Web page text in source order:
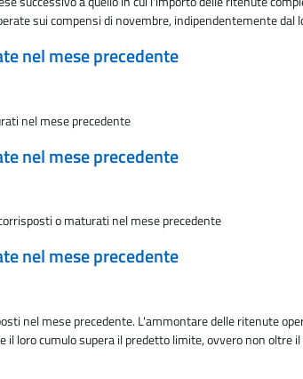
sui compensi di novembre, indipendentemente dal
nel mese precedente
nel mese precedente
nel mese precedente
o maturati nel mese precedente
nel mese precedente
nel mese precedente. L'ammontare delle ritenute
loro cumulo supera il predetto limite, ovvero non